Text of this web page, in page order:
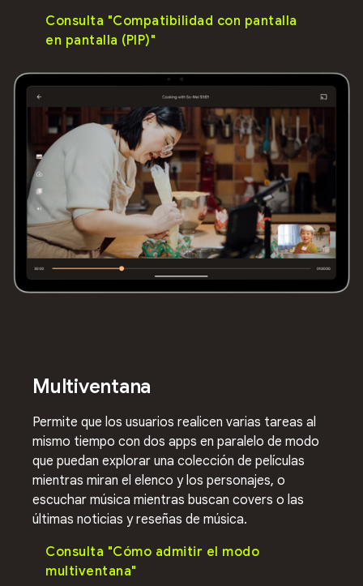
Consulta "Compatibilidad con pantalla
en pantalla (PIP)"
Multiventana
Permite que los usuarios realicen varias tareas al
mismo tiempo con dos apps en paralelo de modo
que puedan explorar una colección de películas
mientras miran el elenco y los personajes, o
escuchar música mientras buscan covers o las
últimas noticias y reseñas de música.
Consulta "Cómo admitir el modo
multiventana"